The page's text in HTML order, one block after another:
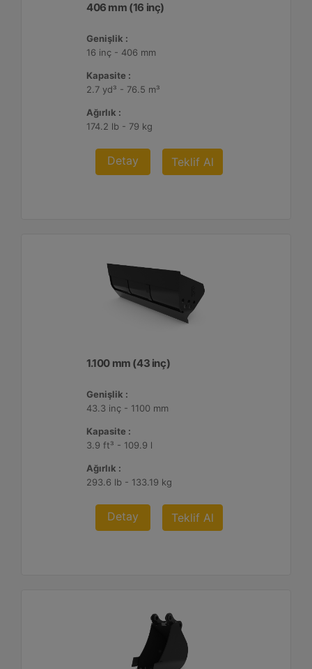
406 mm (16 inç)
Genişlik :
16 inç - 406 mm
Kapasite :
2.7 yd³ - 76.5 m³
Ağırlık :
174.2 lb - 79 kg
Detay Teklif Al
1.100 mm (43 inç)
Genişlik :
43.3 inç - 1100 mm
Kapasite :
3.9 ft³ - 109.9 l
Ağırlık :
293.6 lb - 133.19 kg
Detay Teklif Al